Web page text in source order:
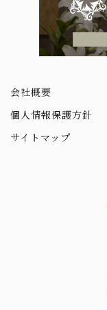
会社概要
個人情報保護方針
サイトマップ